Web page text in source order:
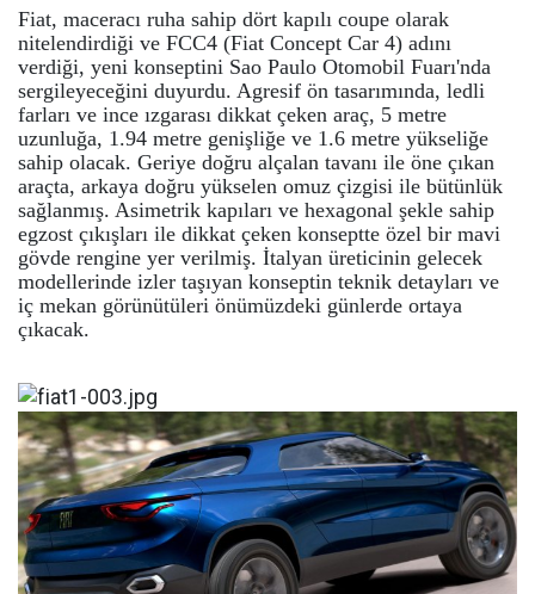
Fiat, maceracı ruha sahip dört kapılı coupe olarak
nitelendirdiği ve FCC4 (Fiat Concept Car 4) adını
verdiği, yeni konseptini Sao Paulo Otomobil Fuarı'nda
sergileyeceğini duyurdu. Agresif ön tasarımında, ledli
farları ve ince ızgarası dikkat çeken araç, 5 metre
uzunluğa, 1.94 metre genişliğe ve 1.6 metre yükseliğe
sahip olacak. Geriye doğru alçalan tavanı ile öne çıkan
araçta, arkaya doğru yükselen omuz çizgisi ile bütünlük
sağlanmış. Asimetrik kapıları ve hexagonal şekle sahip
egzost çıkışları ile dikkat çeken konseptte özel bir mavi
gövde rengine yer verilmiş. İtalyan üreticinin gelecek
modellerinde izler taşıyan konseptin teknik detayları ve
iç mekan görünütüleri önümüzdeki günlerde ortaya
çıkacak.